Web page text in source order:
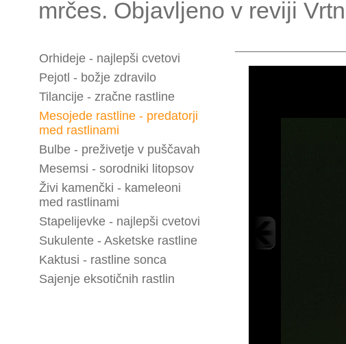
mrčes. Objavljeno v reviji
Orhideje - najlepši cvetovi
Pejotl - božje zdravilo
Tilancije - zračne rastline
Mesojede rastline - predatorji
med rastlinami
Bulbe - preživetje v puščavah
Mesemsi - sorodniki litopsov
Živi kamenčki - kameleoni
med rastlinami
Stapelijevke - najlepši cvetovi
Sukulente - Asketske rastline
Kaktusi - rastline sonca
Sajenje eksotičnih rastlin